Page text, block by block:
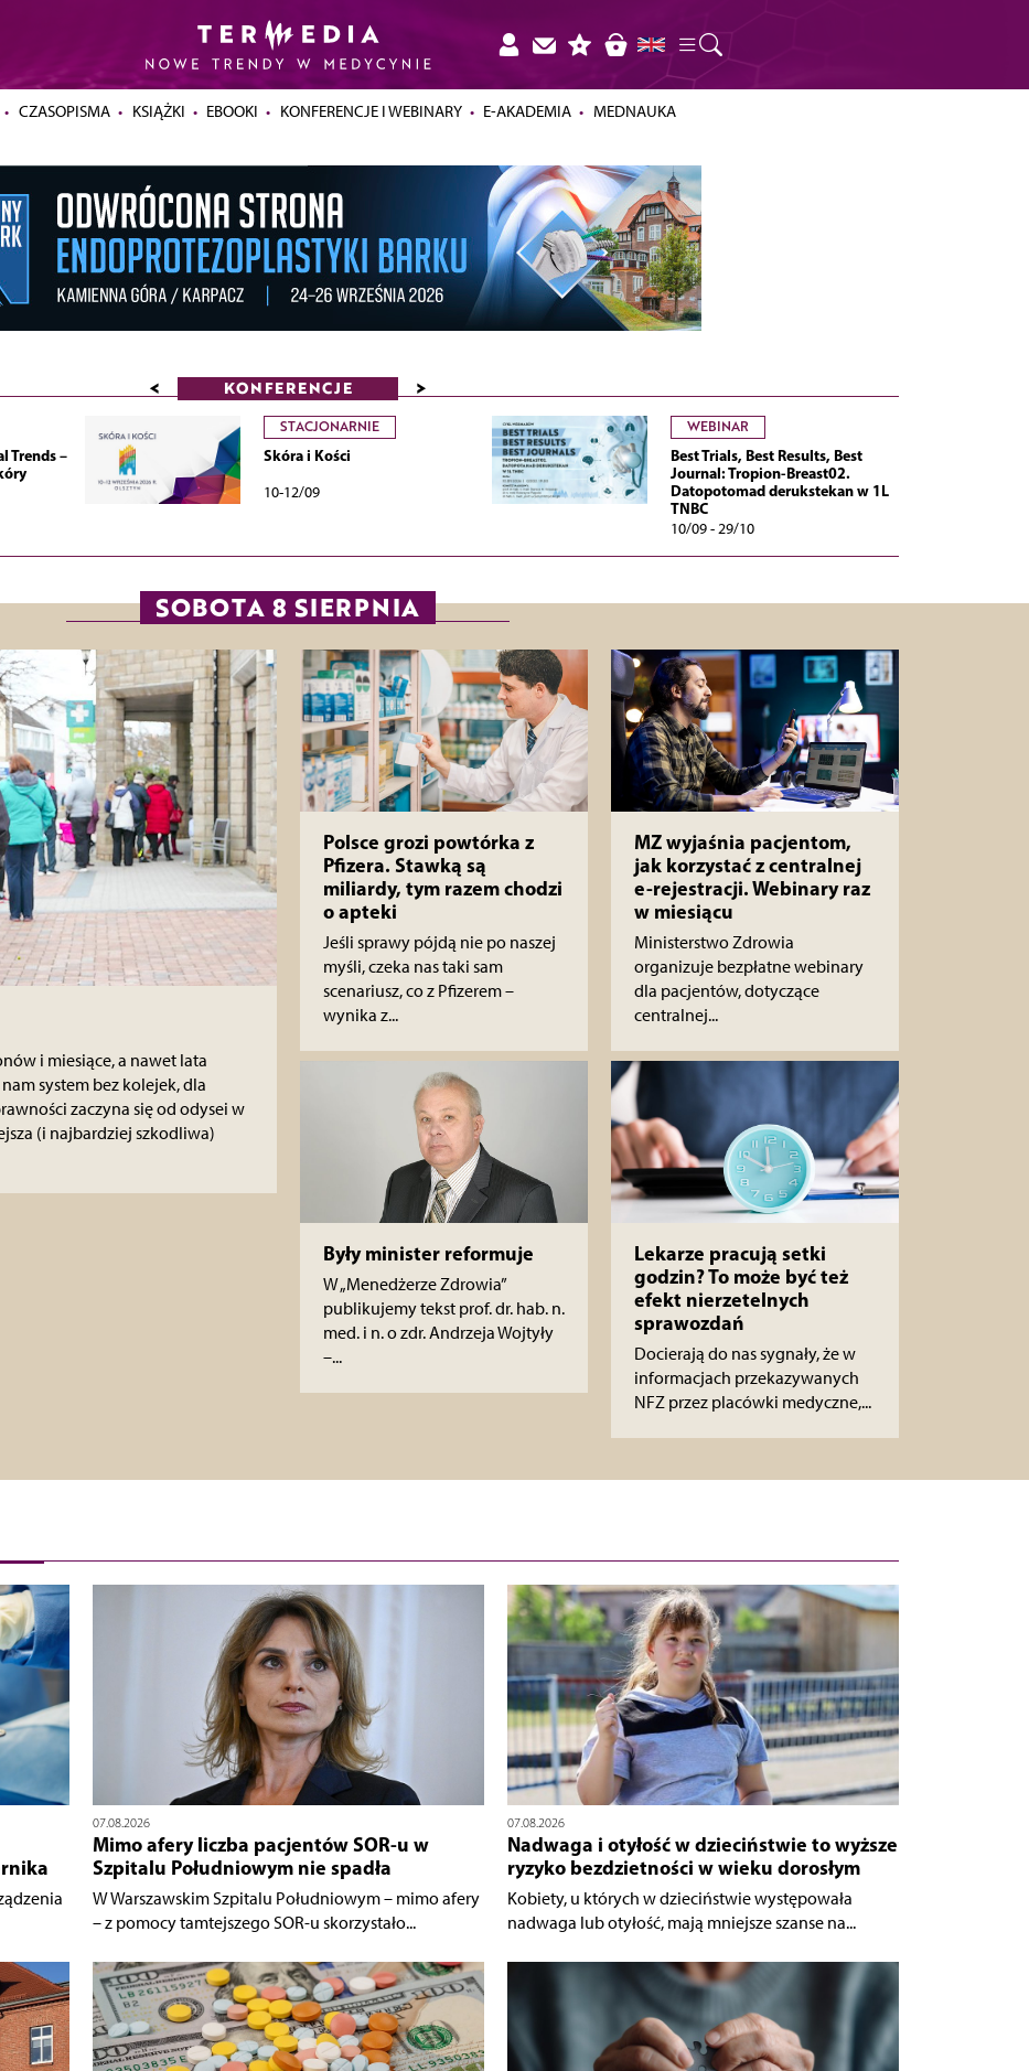
CZASOPISMA KSIĄŻKI EBOOKI KONFERENCJE I WEBINARY E-AKADEMIA MEDNAUKA
< KONFERENCJE >
Trends –
STACJONARNIE
Skóra i Kości
10-12/09
WEBINAR
Best Trials, Best Results, Best
Journal: Tropion-Breast02.
Datopotomad derukstekan w 1L
TNBC
10/09 - 29/10
SOBOTA 8 SIERPNIA
i miesiące, a nawet lata
system bez kolejek, dla
zaczyna się od odysei w
(i najbardziej szkodliwa)
Polsce grozi powtórka z
Pfizera. Stawką są
miliardy, tym razem chodzi
o apteki
Jeśli sprawy pójdą nie po naszej
myśli, czeka nas taki sam
scenariusz, co z Pfizerem –
wynika z...
Były minister reformuje
W „Menedżerze Zdrowia”
publikujemy tekst prof. dr. hab. n.
med. i n. o zdr. Andrzeja Wojtyły
–...
MZ wyjaśnia pacjentom,
jak korzystać z centralnej
e-rejestracji. Webinary raz
w miesiącu
Ministerstwo Zdrowia
organizuje bezpłatne webinary
dla pacjentów, dotyczące
centralnej...
Lekarze pracują setki
godzin? To może być też
efekt nierzetelnych
sprawozdań
Docierają do nas sygnały, że w
informacjach przekazywanych
NFZ przez placówki medyczne,...
07.08.2026
Mimo afery liczba pacjentów SOR-u w
Szpitalu Południowym nie spadła
W Warszawskim Szpitalu Południowym – mimo afery
– z pomocy tamtejszego SOR-u skorzystało...
07.08.2026
Nadwaga i otyłość w dzieciństwie to wyższe
ryzyko bezdzietności w wieku dorosłym
Kobiety, u których w dzieciństwie występowała
nadwaga lub otyłość, mają mniejsze szanse na...